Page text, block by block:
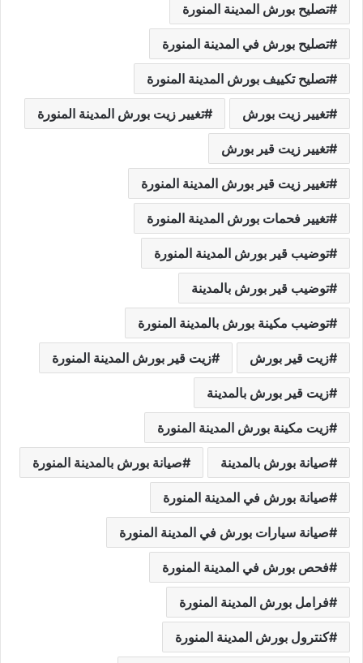
تصليح بورش المدينة المنورة
تصليح بورش في المدينة المنورة
تصليح تكييف بورش المدينة المنورة
تغيير زيت بورش تغيير زيت بورش المدينة المنورة
تغيير زيت قير بورش
تغيير زيت قير بورش المدينة المنورة
تغيير فحمات بورش المدينة المنورة
توضيب قير بورش المدينة المنورة
توضيب قير بورش بالمدينة
توضيب مكينة بورش بالمدينة المنورة
زيت قير بورش زيت قير بورش المدينة المنورة
زيت قير بورش بالمدينة
زيت مكينة بورش المدينة المنورة
صيانة بورش بالمدينة صيانة بورش بالمدينة المنورة
صيانة بورش في المدينة المنورة
صيانة سيارات بورش في المدينة المنورة
فحص بورش في المدينة المنورة
فرامل بورش المدينة المنورة
كنترول بورش المدينة المنورة